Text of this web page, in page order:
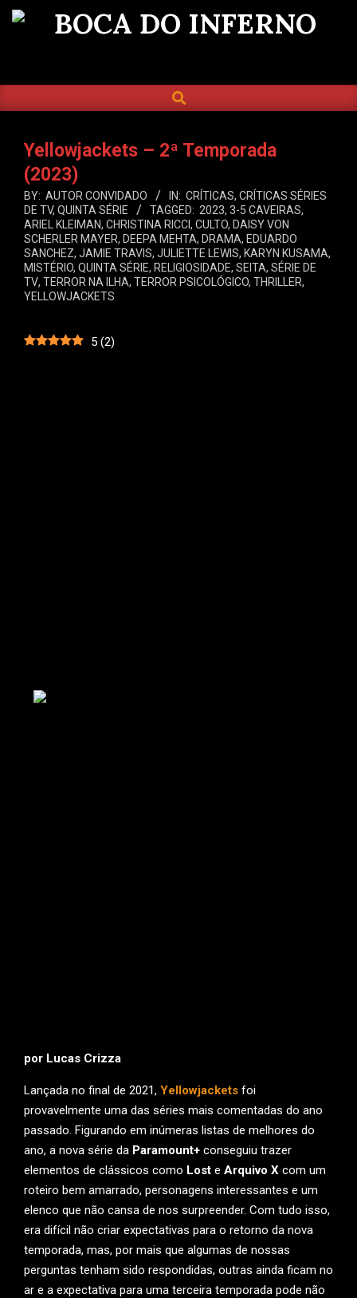
Skip
DO
INFERNO
Navigation
SEARCH
Yellowjackets – 2ª Temporada
(2023)
BY: AUTOR CONVIDADO IN: CRÍTICAS, CRÍTICAS SÉRIES
DE TV, QUINTA SÉRIE TAGGED: 2023, 3-5 CAVEIRAS,
ARIEL KLEIMAN, CHRISTINA RICCI, CULTO, DAISY VON
SCHERLER MAYER, DEEPA MEHTA, DRAMA, EDUARDO
SANCHEZ, JAMIE TRAVIS, JULIETTE LEWIS, KARYN KUSAMA,
MISTÉRIO, QUINTA SÉRIE, RELIGIOSIDADE, SEITA, SÉRIE DE
TV, TERROR NA ILHA, TERROR PSICOLÓGICO, THRILLER,
YELLOWJACKETS
5 (2)
por Lucas Crizza
Lançada no final de 2021, Yellowjackets foi
provavelmente uma das séries mais comentadas do ano
passado. Figurando em inúmeras listas de melhores do
ano, a nova série da Paramount+ conseguiu trazer
elementos de clássicos como Lost e Arquivo X com um
roteiro bem amarrado, personagens interessantes e um
elenco que não cansa de nos surpreender. Com tudo isso,
era difícil não criar expectativas para o retorno da nova
temporada, mas, por mais que algumas de nossas
perguntas tenham sido respondidas, outras ainda ficam no
ar e a expectativa para uma terceira temporada pode não